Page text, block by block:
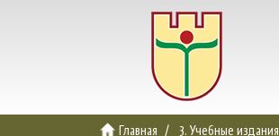
Главная 3. Учебные издания